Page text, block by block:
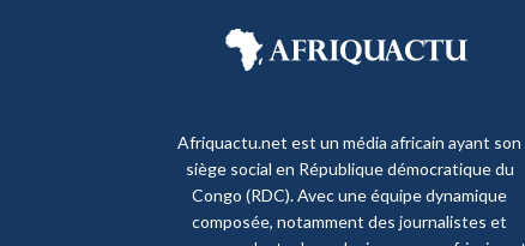
Afriquactu.net est un média africain ayant son
siège social en République démocratique du
Congo (RDC). Avec une équipe dynamique
composée, notamment des journalistes et